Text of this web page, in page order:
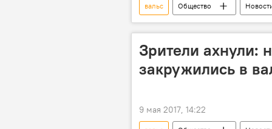
вальс Общество
Акция "Бессмертный полк" в
Зрители ахнули:
закружились в
9 мая 2017, 14:22